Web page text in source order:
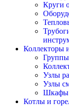
Круги
Коллекторы
Узлы
Узлы
Шкафы
Котлы и